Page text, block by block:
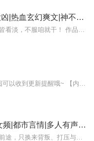
挖骨，剖心，成绝世大凶|热血玄幻爽文|神不渡我，为魔自强！生死皆看淡，不服咱就干
予你微光，渡我余生|女频|都市言情|多人有声|治愈系|女性成长